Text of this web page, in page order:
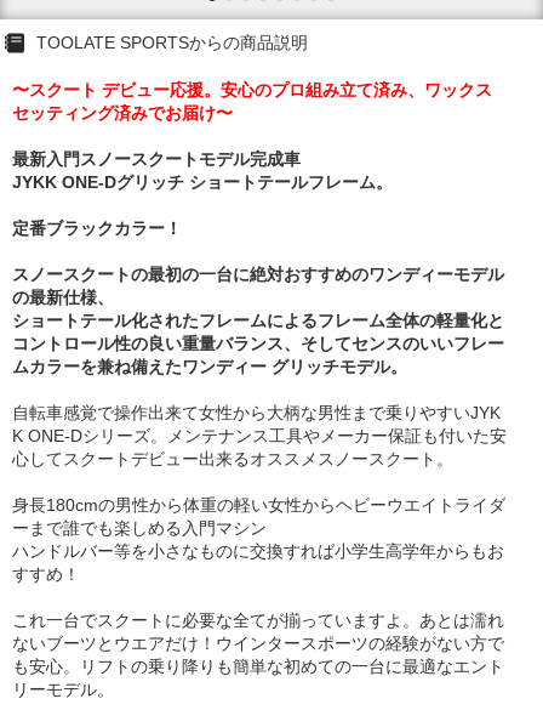
TOOLATE SPORTSからの商品説明
〜スクート デビュー応援。安心のプロ組み立て済み、ワックス
セッティング済みでお届け〜
最新入門スノースクートモデル完成車
JYKK ONE-Dグリッチ ショートテールフレーム。
定番ブラックカラー！
スノースクートの最初の一台に絶対おすすめのワンディーモデル
の最新仕様、
ショートテール化されたフレームによるフレーム全体の軽量化と
コントロール性の良い重量バランス、そしてセンスのいいフレー
ムカラーを兼ね備えたワンディー グリッチモデル。
自転車感覚で操作出来て女性から大柄な男性まで乗りやすいJYK
K ONE-Dシリーズ。メンテナンス工具やメーカー保証も付いた安
心してスクートデビュー出来るオススメスノースクート。
身長180cmの男性から体重の軽い女性からヘビーウエイトライダ
ーまで誰でも楽しめる入門マシン
ハンドルバー等を小さなものに交換すれば小学生高学年からもお
すすめ！
これ一台でスクートに必要な全てが揃っていますよ。あとは濡れ
ないブーツとウエアだけ！ウインタースポーツの経験がない方で
も安心。リフトの乗り降りも簡単な初めての一台に最適なエント
リーモデル。